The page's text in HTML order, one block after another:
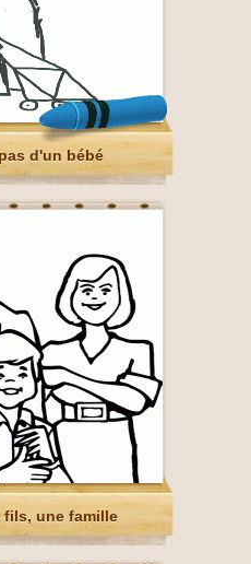
d'un bébé
fils, une famille